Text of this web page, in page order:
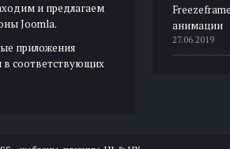
и предлагаем
Joomla.
приложения
в соответствующих
анимации
27.06.2019